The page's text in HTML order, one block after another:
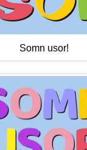
Somn usor!